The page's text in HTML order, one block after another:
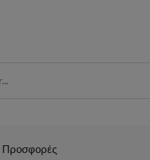
Προσφορές
Y01545G